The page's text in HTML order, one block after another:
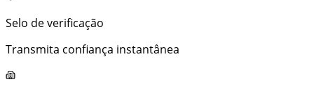
Selo de verificação
Transmita confiança instantânea